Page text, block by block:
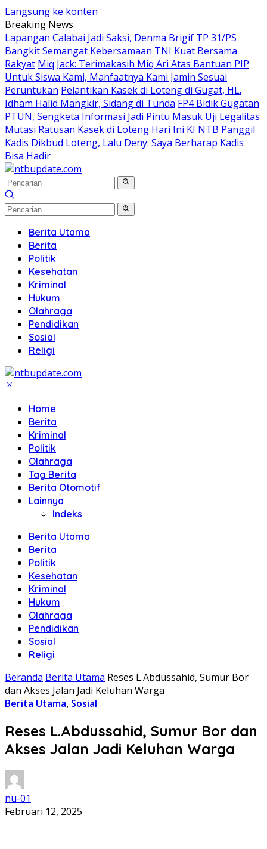
Langsung ke konten
Breaking News
Lapangan Calabai Jadi Saksi, Denma Brigif TP 31/PS
Bangkit Semangat Kebersamaan TNI Kuat Bersama
Rakyat Miq Jack: Terimakasih Miq Ari Atas Bantuan PIP
Untuk Siswa Kami, Manfaatnya Kami Jamin Sesuai
Peruntukan Pelantikan Kasek di Loteng di Gugat, HL.
Idham Halid Mangkir, Sidang di Tunda FP4 Bidik Gugatan
PTUN, Sengketa Informasi Jadi Pintu Masuk Uji Legalitas
Mutasi Ratusan Kasek di Loteng Hari Ini KI NTB Panggil
Kadis Dikbud Loteng, Lalu Deny: Saya Berharap Kadis
Bisa Hadir
Berita Utama
Berita
Politik
Kesehatan
Kriminal
Hukum
Olahraga
Pendidikan
Sosial
Religi
Home
Berita
Kriminal
Politik
Olahraga
Tag Berita
Berita Otomotif
Lainnya
Indeks
Berita Utama
Berita
Politik
Kesehatan
Kriminal
Hukum
Olahraga
Pendidikan
Sosial
Religi
Beranda Berita Utama Reses L.Abdussahid, Sumur Bor
dan Akses Jalan Jadi Keluhan Warga
Berita Utama, Sosial
Reses L.Abdussahid, Sumur Bor dan
Akses Jalan Jadi Keluhan Warga
nu-01
Februari 12, 2025